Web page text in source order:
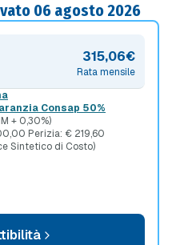
06 agosto 2026
315,06€
Rata mensile
Consap 50%
+ 0,30%)
Perizia: € 219,60
Sintetico di Costo)